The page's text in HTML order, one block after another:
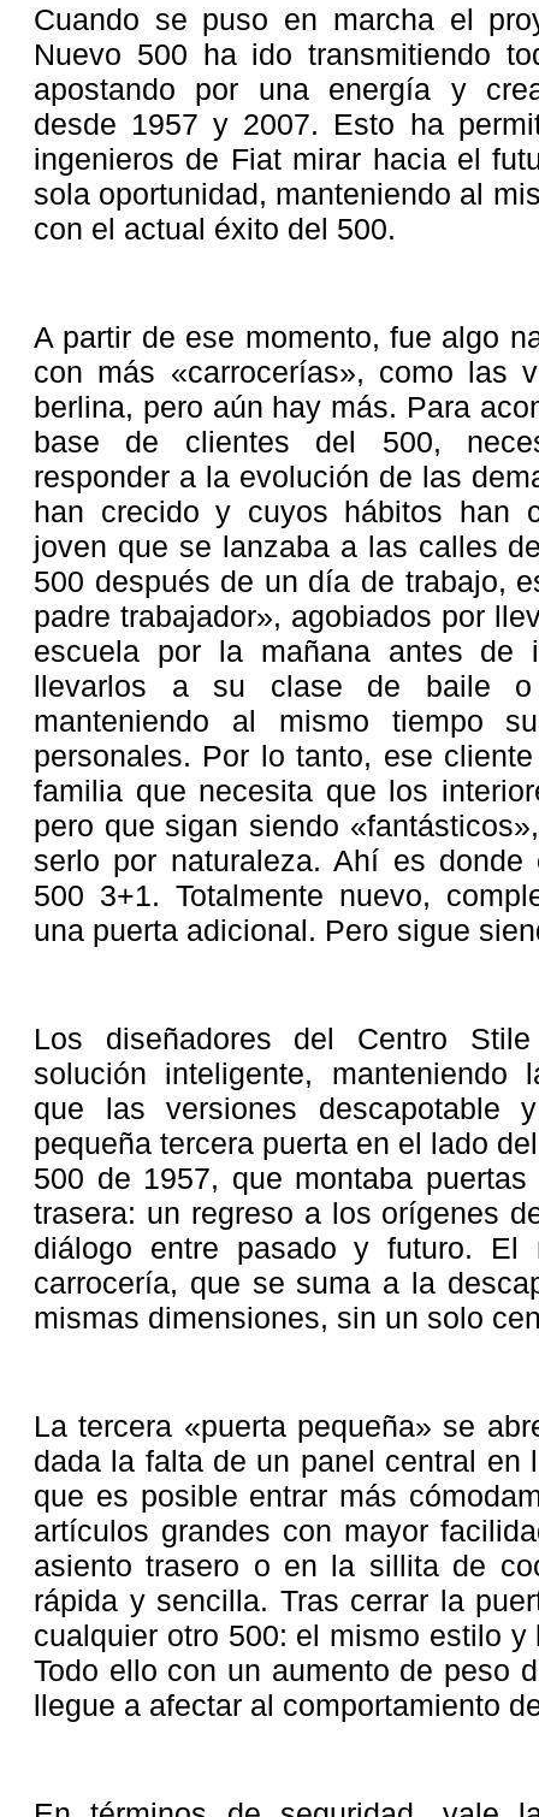
Cuando se puso en marcha el
Nuevo 500 ha ido transmitiendo
apostando por una energía y
desde 1957 y 2007. Esto ha
ingenieros de Fiat mirar hacia el
sola oportunidad, manteniendo al
con el actual éxito del 500.
A partir de ese momento, fue algo
con más «carrocerías», como las
berlina, pero aún hay más. Para
base de clientes del 500,
responder a la evolución de las
han crecido y cuyos hábitos han
joven que se lanzaba a las calles
500 después de un día de trabajo,
padre trabajador», agobiados por
escuela por la mañana antes de
llevarlos a su clase de baile
manteniendo al mismo tiempo
personales. Por lo tanto, ese
familia que necesita que los
pero que sigan siendo
serlo por naturaleza. Ahí es
500 3+1. Totalmente nuevo,
una puerta adicional. Pero sigue
Los diseñadores del Centro
solución inteligente, manteniendo
que las versiones descapotable
pequeña tercera puerta en el lado
500 de 1957, que montaba
trasera: un regreso a los orígenes
diálogo entre pasado y futuro. El
carrocería, que se suma a la
mismas dimensiones, sin un solo
La tercera «puerta pequeña» se
dada la falta de un panel central en
que es posible entrar más
artículos grandes con mayor
asiento trasero o en la sillita de
rápida y sencilla. Tras cerrar la
cualquier otro 500: el mismo estilo
Todo ello con un aumento de peso
llegue a afectar al comportamiento